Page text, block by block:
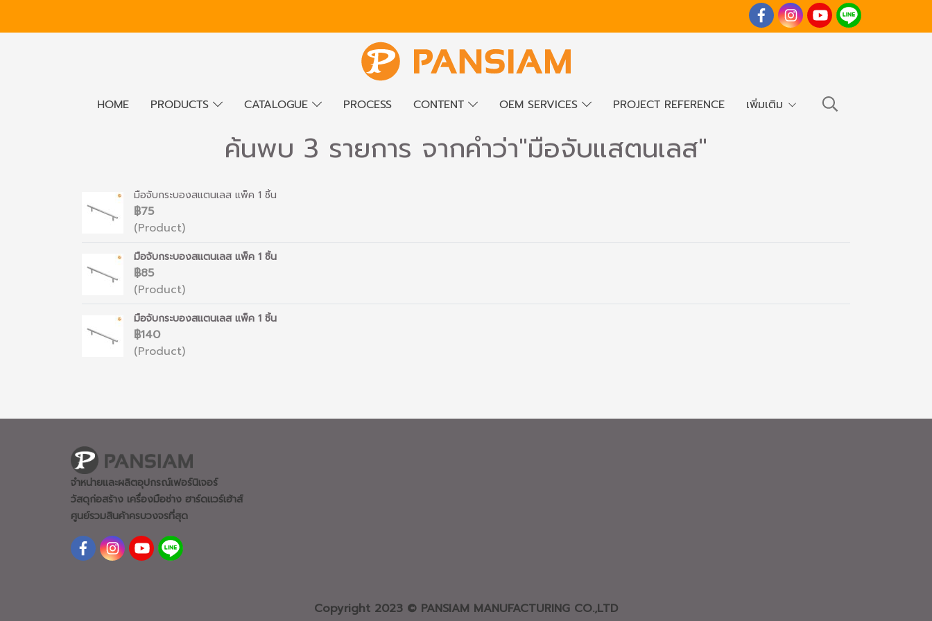
HOME PRODUCTS CATALOGUE PROCESS CONTENT OEM SERVICES PROJECT REFERENCE เพิ่มเติม
ค้นพบ 3 รายการ จากคำว่า"มือจับแสตนเลส"
มือจับกระบองสแตนเลส แพ็ค 1 ชิ้น
฿75
(Product)
มือจับกระบองสแตนเลส แพ็ค 1 ชิ้น
฿85
(Product)
มือจับกระบองสแตนเลส แพ็ค 1 ชิ้น
฿140
(Product)
จำหน่ายและผลิตอุปกรณ์เฟอร์นิเจอร์
วัสดุก่อสร้าง เครื่องมือช่าง ฮาร์ดแวร์เฮ้าส์
ศูนย์รวมสินค้าครบวงจรที่สุด
Copyright 2023 © PANSIAM MANUFACTURING CO.,LTD